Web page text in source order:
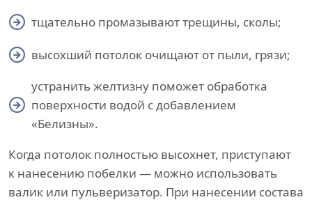
тщательно промазывают трещины, сколы;
высохший потолок очищают от пыли, грязи;
устранить желтизну поможет обработка
поверхности водой с добавлением
«Белизны».
Когда потолок полностью высохнет, приступают
к нанесению побелки — можно использовать
валик или пульверизатор. При нанесении состава